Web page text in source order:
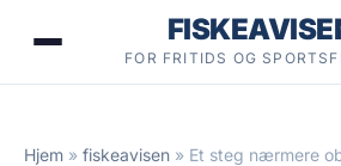
FOR FRITIDS OG
Hjem » fiskeavisen » Et steg nærmere